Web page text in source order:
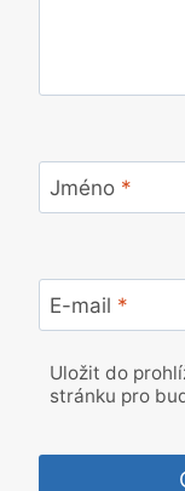
Jméno *
E-mail *
Uložit do
stránku pro